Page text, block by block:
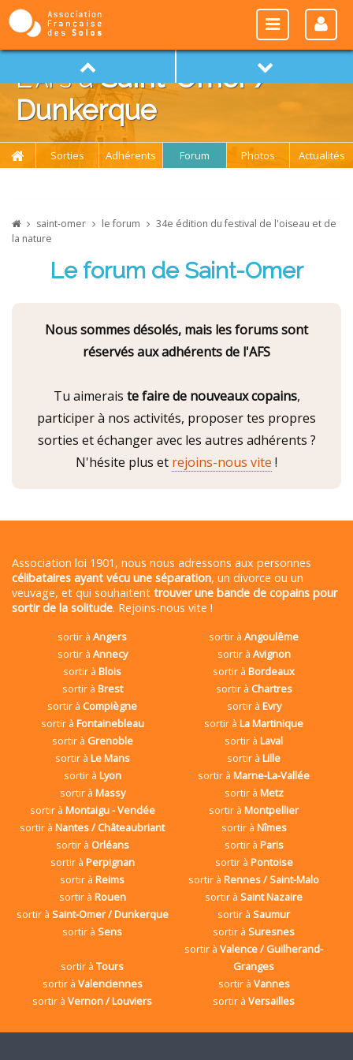
L'afsàSaint-Omer /
Dunkerque
Sorties Adhérents Forum Photos Actualités
saint-omer le forum
34e édition du festival de l'oiseau et de
la nature
Le forum de Saint-Omer
Nous sommes désolés, mais les forums sont
réservés aux adhérents de l'AFS
Tu aimerais te faire de nouveaux copains,
participer à nos activités, proposer tes propres
sorties et échanger avec les autres adhérents ?
N'hésite plus et rejoins-nous vite !
Association loi 1901, nous nous adressons aux personnes
célibataires ayant vécu une séparation, un divorce ou un
veuvage, et qui souhaitent trouver une bande de copains pour
sortir de la solitude. Rejoins-nous vite !
sortir àAngers sortir àAngoulême
sortir à Annecy sortir à Avignon
sortir àBlois sortir àBordeaux
sortir à Brest sortir à Chartres
sortir à Compiègne sortir à Evry
sortir à Fontainebleau sortir àLa Martinique
sortir à Grenoble sortir àLaval
sortir à Le Mans sortir àLille
sortir à Lyon sortir àMarne-La-Vallée
sortir à Massy sortir à Metz
sortir à Montaigu - Vendée sortir àMontpellier
sortir àNantes / Châteaubriant sortir à Nîmes
sortir à Orléans sortir à Paris
sortir à Perpignan sortir à Pontoise
sortir àReims sortir àRennes / Saint-Malo
sortir à Rouen sortir àSaint Nazaire
sortir à Saint-Omer / Dunkerque sortir àSaumur
sortir àSens sortir àSuresnes
sortir àTours
sortir àValence / Guilherand-
Granges
sortir à Valenciennes sortir à Vannes
sortir àVernon / Louviers sortir àVersailles